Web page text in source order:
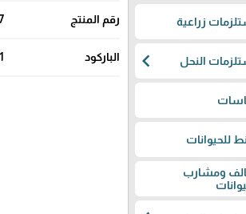
زراعية
النحل chevron_left
للحيوانات
ومشارب
رقم المنتج
الباركود